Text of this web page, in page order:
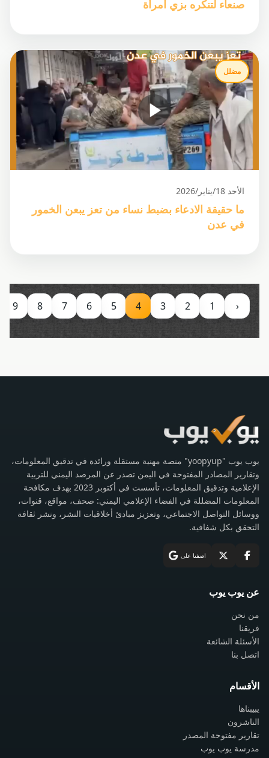
صنعاء لتنكره بزي امرأة
مضلل
الأحد 18/يناير/2026
ما حقيقة الادعاء بضبط نساء من تعز يبعن الخمور
في عدن
‹
1
2
3
4
5
6
7
8
9
يوب يوب "yoopyup" منصة مهنية مستقلة ورائدة في تدقيق المعلومات،
وتقارير المصادر المفتوحة في اليمن تصدر عن المرصد اليمني للتربية
الإعلامية وتدقيق المعلومات، تأسست في أكتوبر 2023 بهدف مكافحة
المعلومات المضللة في الفضاء الإعلامي اليمني: صحف، مواقع، قنوات،
ووسائل التواصل الاجتماعي، وتعزيز مبادئ أخلاقيات النشر، ونشر ثقافة
التحقق بكل شفافية.
اضفنا على
عن يوب يوب
من نحن
فريقنا
الأسئلة الشائعة
اتصل بنا
الأقسام
يبيبناها
الناشرون
تقارير مفتوحة المصدر
مدرسة يوب يوب